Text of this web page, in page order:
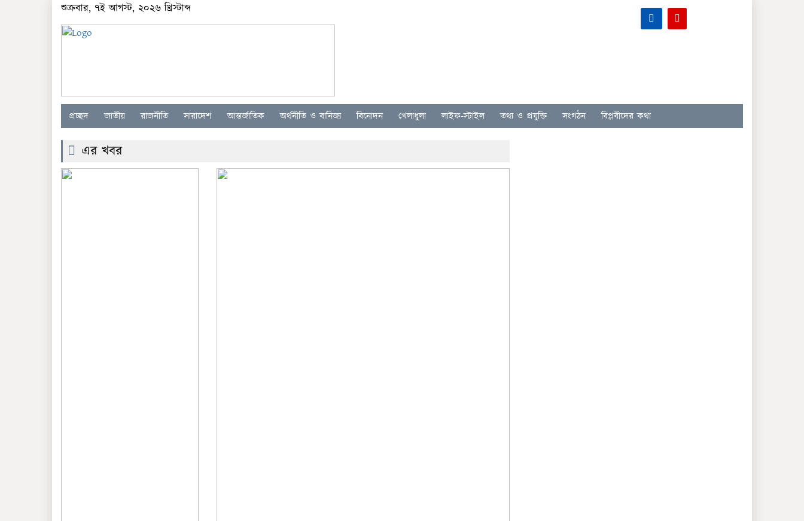
শুক্রবার, ৭ই আগস্ট, ২০২৬ খ্রিস্টাব্দ
প্রচ্ছদ জাতীয় রাজনীতি সারাদেশ আন্তর্জাতিক অর্থনীতি ও বানিজ্য বিনোদন খেলাধুলা লাইফ-স্টাইল তথ্য ও প্রযুক্তি সংগঠন বিপ্লবীদের কথা
এর খবর